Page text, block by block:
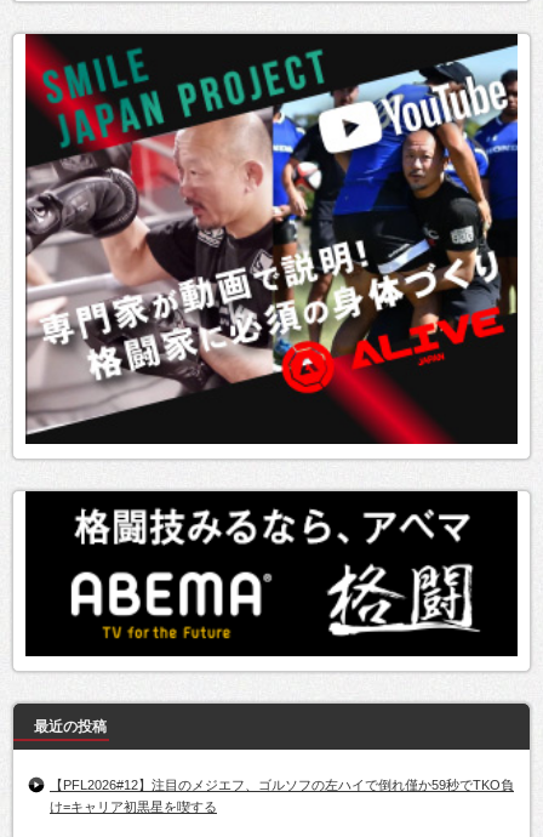
最近の投稿
【PFL2026#12】注目のメジエフ、ゴルソフの左ハイで倒れ僅か59秒でTKO負
け=キャリア初黒星を喫する